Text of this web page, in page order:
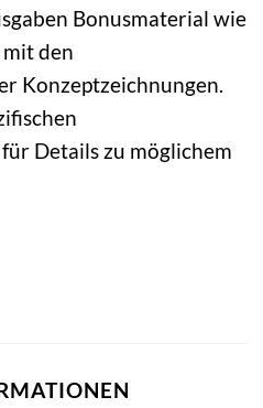
Bonusmaterial wie
den
Konzeptzeichnungen.
Details zu möglichem